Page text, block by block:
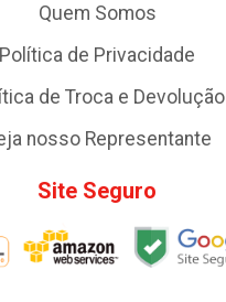
Quem Somos
Política de Privacidade
de Troca e Devolução
nosso Representante
Site Seguro